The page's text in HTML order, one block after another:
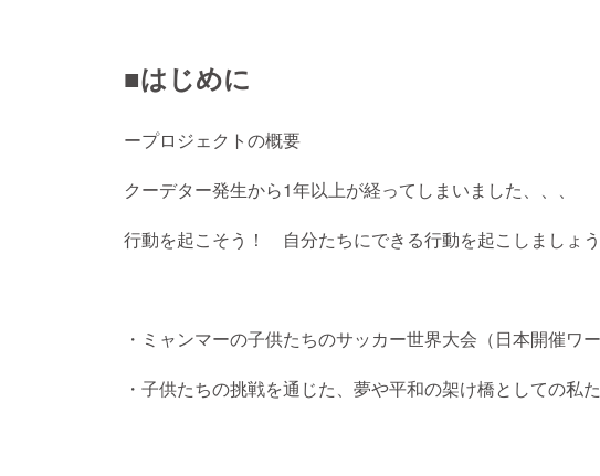
■はじめに
ープロジェクトの概要
クーデター発生から1年以上が経ってしまいました、、、
行動を起こそう！ 自分たちにできる行動を起こしましょう
・ミャンマーの子供たちのサッカー世界大会（日本開催ワ
・子供たちの挑戦を通じた、夢や平和の架け橋としての私